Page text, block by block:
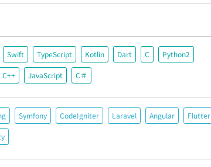
Swift TypeScript Kotlin Dart C Python2
C++ JavaScript C＃
Symfony CodeIgniter Laravel Angular Flutter